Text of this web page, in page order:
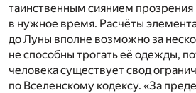
таинственным сиянием
в нужное время. Расчёты
до Луны вполне возможно за
не способны трогать её одежды,
человека существует свод
по Вселенскому кодексу. «За